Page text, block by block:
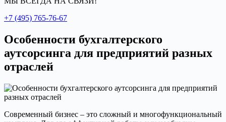
+7 (495) 765-76-67
Особенности бухгалтерского
аутсорсинга для предприятий разных
отраслей
Современный бизнес – это сложный и многофункциональный